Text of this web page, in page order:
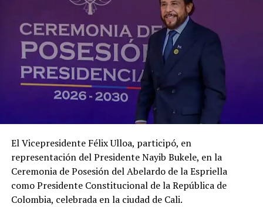
Según la información oficial difundida por la institución
militar, el joven permanecía desaparecido desde el día
anterior. Una vez localizado y recuperado, el cuerpo fue
entregado a las autoridades correspondientes para los
procedimientos de rigor.
Hasta el momento no se ha divulgado la identidad del
adolescente ni se han precisado las circunstancias
exactas del fallecimiento. El caso queda en manos de la
Fiscalía y de las instancias investigativas, que deberán
determinar si se trató de un accidente, un hecho
fortuito o si existen otros elementos por esclarecer.
El Vicepresidente Félix Ulloa, participó, en
representación del Presidente Nayib Bukele, en la
Ceremonia de Posesión del Abelardo de la Espriella
como Presidente Constitucional de la República de
Colombia, celebrada en la ciudad de Cali.